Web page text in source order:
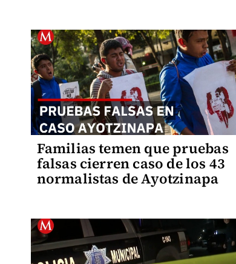
Familias temen que pruebas
falsas cierren caso de los 43
normalistas de Ayotzinapa